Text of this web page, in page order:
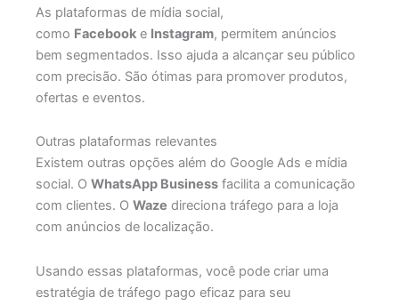
As plataformas de mídia social,
como Facebook e Instagram, permitem anúncios
bem segmentados. Isso ajuda a alcançar seu público
com precisão. São ótimas para promover produtos,
ofertas e eventos.
Outras plataformas relevantes
Existem outras opções além do Google Ads e mídia
social. O WhatsApp Business facilita a comunicação
com clientes. O Waze direciona tráfego para a loja
com anúncios de localização.
Usando essas plataformas, você pode criar uma
estratégia de tráfego pago eficaz para seu